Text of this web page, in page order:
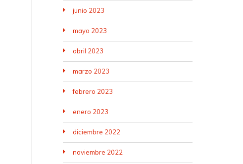
junio 2023
mayo 2023
abril 2023
marzo 2023
febrero 2023
enero 2023
diciembre 2022
noviembre 2022